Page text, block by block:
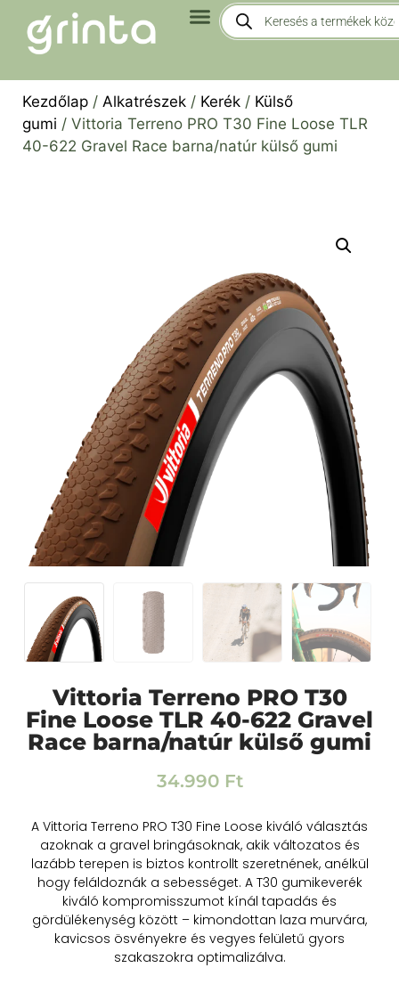
Kezdőlap / Alkatrészek / Kerék / Külső
gumi / Vittoria Terreno PRO T30 Fine Loose TLR
40-622 Gravel Race barna/natúr külső gumi
Vittoria Terreno PRO T30
Fine Loose TLR 40-622 Gravel
Race barna/natúr külső gumi
34.990 Ft
A Vittoria Terreno PRO T30 Fine Loose kiváló választás
azoknak a gravel bringásoknak, akik változatos és
lazább terepen is biztos kontrollt szeretnének, anélkül
hogy feláldoznák a sebességet. A T30 gumikeverék
kiváló kompromisszumot kínál tapadás és
gördülékenység között – kimondottan laza murvára,
kavicsos ösvényekre és vegyes felületű gyors
szakaszokra optimalizálva.